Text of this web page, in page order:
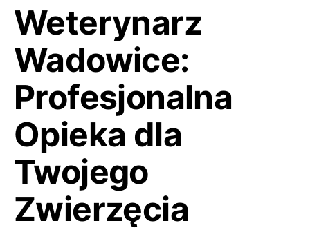
Weterynarz
Wadowice:
Profesjonalna
Opieka dla
Twojego
Zwierzęcia